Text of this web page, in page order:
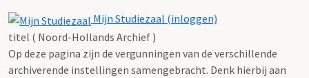
Mijn Studiezaal (inloggen)
titel ( Noord-Hollands Archief )
Op deze pagina zijn de vergunningen van de verschillende
archiverende instellingen samengebracht. Denk hierbij aan